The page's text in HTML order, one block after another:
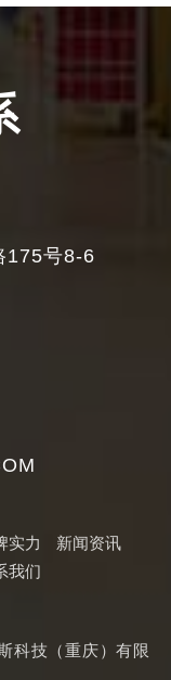
175号8-6
实力
新闻资讯
我们
科技（重庆）有限